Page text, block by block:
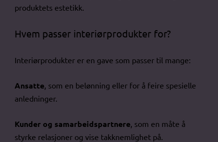
produktets estetikk.
Hvem passer interiørprodukter for?
Interiørprodukter er en gave som passer til mange:
Ansatte , som en belønning eller for å feire spesielle
anledninger.
Kunder og samarbeidspartnere , som en måte å
styrke relasjoner og vise takknemlighet på.